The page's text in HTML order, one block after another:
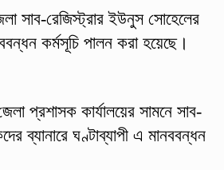
সাব-রেজিস্ট্রার ইউনুস সোহেলের
কর্মসূচি পালন করা হয়েছে।
প্রশাসক কার্যালয়ের সামনে সাব-
ব্যানারে ঘণ্টাব্যাপী এ মানববন্ধন